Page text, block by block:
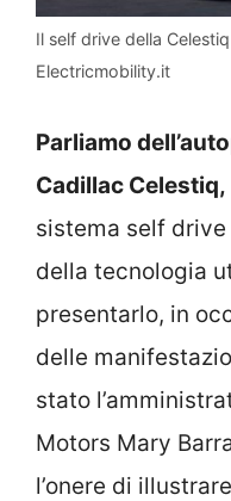
Il self drive della
Electricmobility.it
Parliamo
Cadillac Celestiq,
sistema self
della tecnologia
presentarlo, in
delle
stato
Motors Mary
l’onere di